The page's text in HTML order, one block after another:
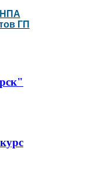
НПА
ГП